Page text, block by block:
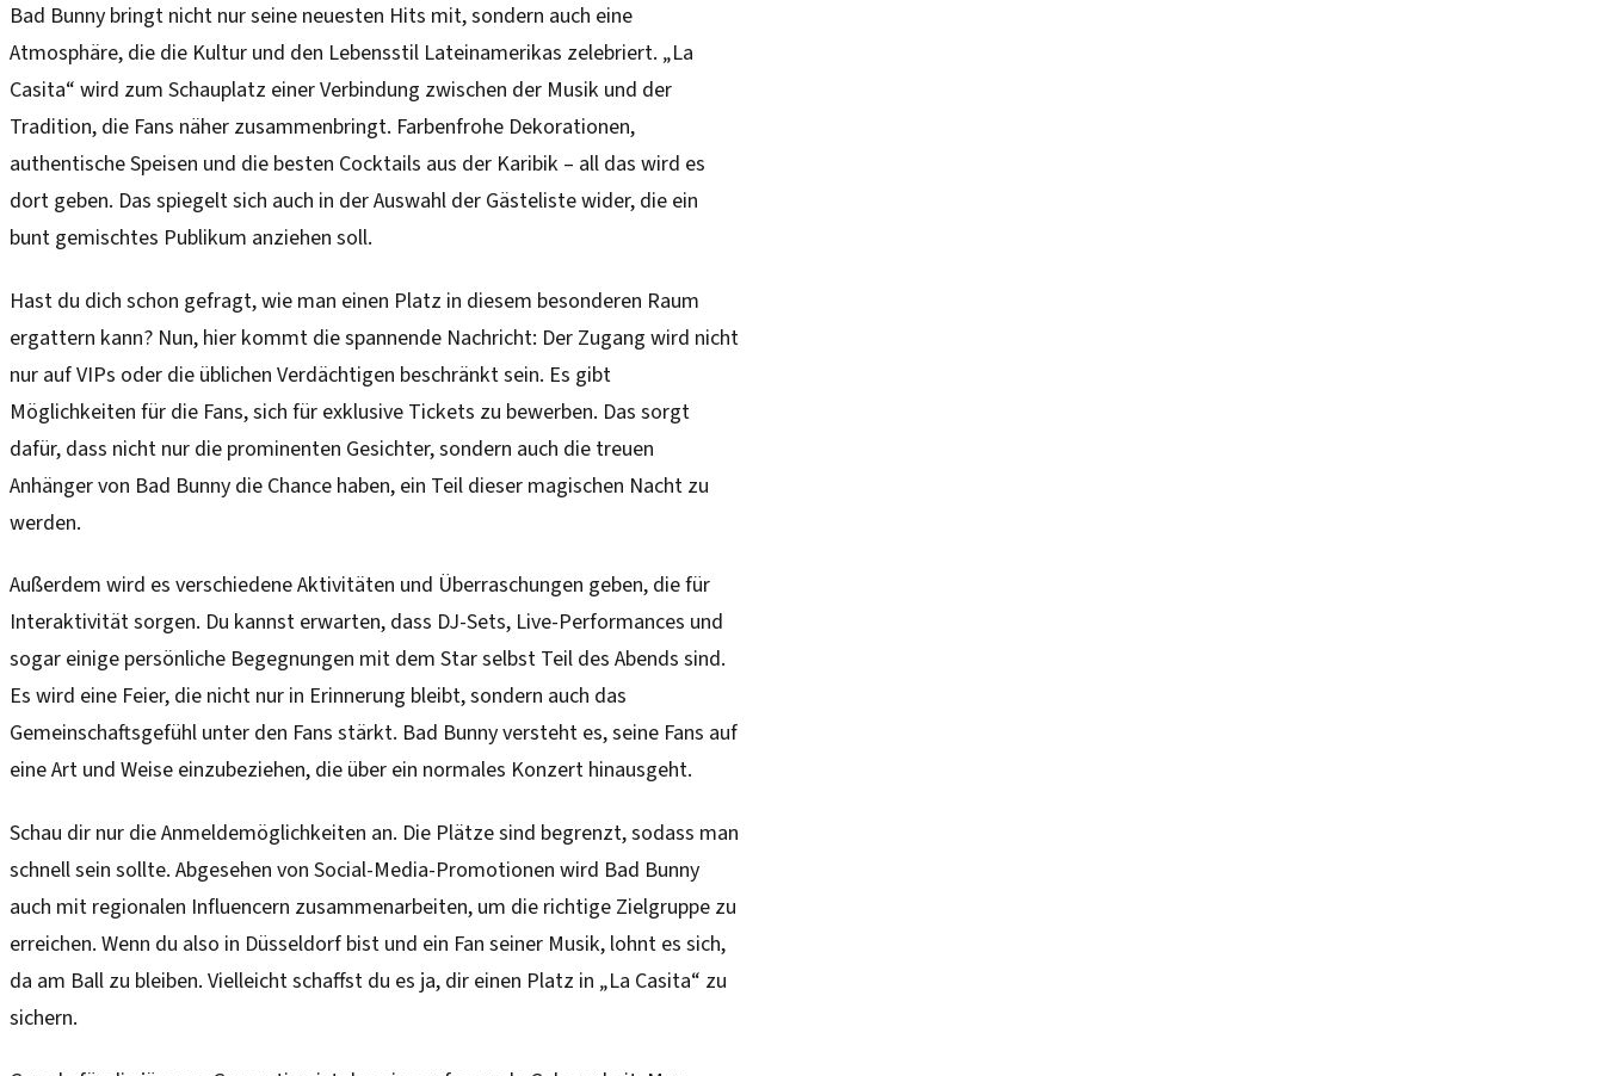
Bad Bunny bringt nicht nur seine neuesten Hits mit, sondern auch eine
Atmosphäre, die die Kultur und den Lebensstil Lateinamerikas zelebriert. „La
Casita“ wird zum Schauplatz einer Verbindung zwischen der Musik und der
Tradition, die Fans näher zusammenbringt. Farbenfrohe Dekorationen,
authentische Speisen und die besten Cocktails aus der Karibik – all das wird es
dort geben. Das spiegelt sich auch in der Auswahl der Gästeliste wider, die ein
bunt gemischtes Publikum anziehen soll.
Hast du dich schon gefragt, wie man einen Platz in diesem besonderen Raum
ergattern kann? Nun, hier kommt die spannende Nachricht: Der Zugang wird nicht
nur auf VIPs oder die üblichen Verdächtigen beschränkt sein. Es gibt
Möglichkeiten für die Fans, sich für exklusive Tickets zu bewerben. Das sorgt
dafür, dass nicht nur die prominenten Gesichter, sondern auch die treuen
Anhänger von Bad Bunny die Chance haben, ein Teil dieser magischen Nacht zu
werden.
Außerdem wird es verschiedene Aktivitäten und Überraschungen geben, die für
Interaktivität sorgen. Du kannst erwarten, dass DJ-Sets, Live-Performances und
sogar einige persönliche Begegnungen mit dem Star selbst Teil des Abends sind.
Es wird eine Feier, die nicht nur in Erinnerung bleibt, sondern auch das
Gemeinschaftsgefühl unter den Fans stärkt. Bad Bunny versteht es, seine Fans auf
eine Art und Weise einzubeziehen, die über ein normales Konzert hinausgeht.
Schau dir nur die Anmeldemöglichkeiten an. Die Plätze sind begrenzt, sodass man
schnell sein sollte. Abgesehen von Social-Media-Promotionen wird Bad Bunny
auch mit regionalen Influencern zusammenarbeiten, um die richtige Zielgruppe zu
erreichen. Wenn du also in Düsseldorf bist und ein Fan seiner Musik, lohnt es sich,
da am Ball zu bleiben. Vielleicht schaffst du es ja, dir einen Platz in „La Casita“ zu
sichern.